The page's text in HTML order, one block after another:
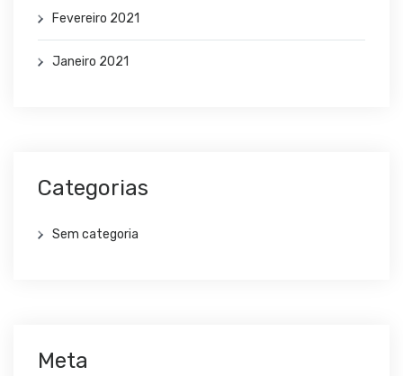
Fevereiro 2021
Janeiro 2021
Categorias
Sem categoria
Meta